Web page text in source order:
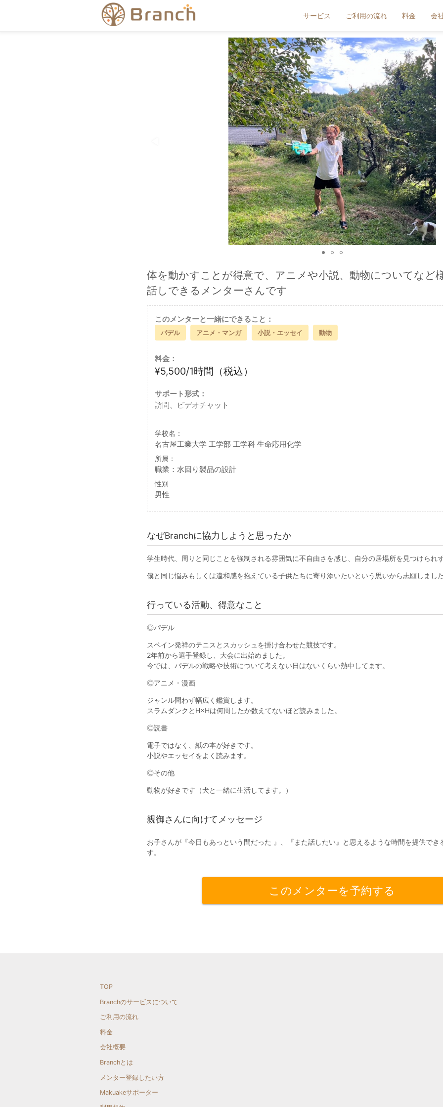
サービス ご利用の流れ 料金 会
体を動かすことが得意で、アニメや小説、動物についてなど
話しできるメンターさんです
このメンターと一緒にできること：
パデル アニメ・マンガ 小説・エッセイ 動物
料金：
¥5,500/1時間（税込）
サポート形式：
訪問、ビデオチャット
学校名：
名古屋工業大学 工学部 工学科 生命応用化学
所属：
職業：水回り製品の設計
性別
男性
なぜBranchに協力しようと思ったか
学生時代、周りと同じことを強制される雰囲気に不自由さを感じ、自分の居場所を見つけられ
僕と同じ悩みもしくは違和感を抱えている子供たちに寄り添いたいという思いから志願しました
行っている活動、得意なこと
◎パデル
スペイン発祥のテニスとスカッシュを掛け合わせた競技です。
2年前から選手登録し、大会に出始めました。
今では、パデルの戦略や技術について考えない日はないくらい熱中してます。
◎アニメ・漫画
ジャンル問わず幅広く鑑賞します。
スラムダンクとH×Hは何周したか数えてないほど読みました。
◎読書
電子ではなく、紙の本が好きです。
小説やエッセイをよく読みます。
◎その他
動物が好きです（犬と一緒に生活してます。）
親御さんに向けてメッセージ
お子さんが『今日もあっという間だった 』、『また話したい』と思えるような時間を提供でき
す。
このメンターを予約する
TOP
Branchのサービスについて
ご利用の流れ
料金
会社概要
Branchとは
メンター登録したい方
Makuakeサポーター